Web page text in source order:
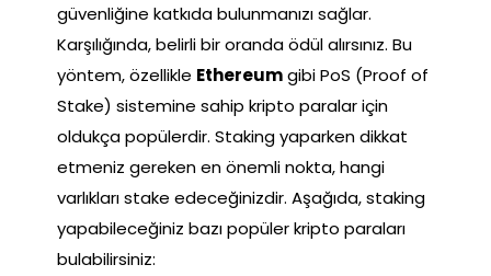
güvenliğine katkıda bulunmanızı sağlar.
Karşılığında, belirli bir oranda ödül alırsınız. Bu
yöntem, özellikle Ethereumgibi PoS (Proof of
Stake) sistemine sahip kripto paralar için
oldukça popülerdir. Staking yaparken dikkat
etmeniz gereken en önemli nokta, hangi
varlıkları stake edeceğinizdir. Aşağıda, staking
yapabileceğiniz bazı popüler kripto paraları
bulabilirsiniz: